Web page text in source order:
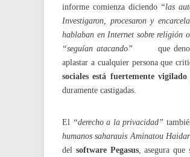
informe comienza diciendo “las
Investigaron, procesaron y
hablaban en Internet sobre religión
“seguían atacando”
que
aplastar a cualquier persona que
sociales está fuertemente vigilado
duramente castigadas.
El “derecho a la privacidad”
humanos saharauis Aminatou
del software Pegasus, asegura que